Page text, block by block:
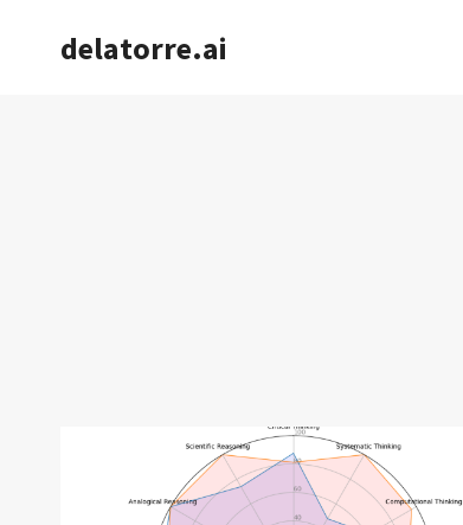
delatorre.ai